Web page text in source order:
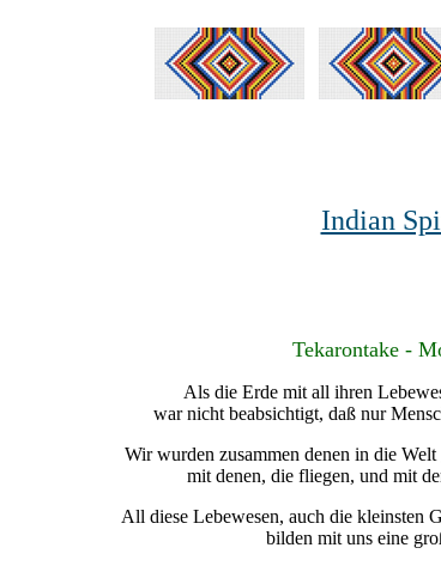
Indian
Tekarontake -
Als die Erde mit all ihren
war nicht beabsichtigt, daß nur
Wir wurden zusammen denen in die
mit denen, die fliegen, und mit
All diese Lebewesen, auch die kleinsten
bilden mit uns eine